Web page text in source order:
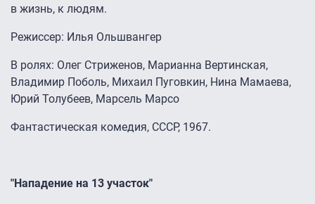
в жизнь, к людям.
Режиссер: Илья Ольшвангер
В ролях: Олег Стриженов, Марианна Вертинская,
Владимир Поболь, Михаил Пуговкин, Нина Мамаева,
Юрий Толубеев, Марсель Марсо
Фантастическая комедия, СССР, 1967.
"Нападение на 13 участок"